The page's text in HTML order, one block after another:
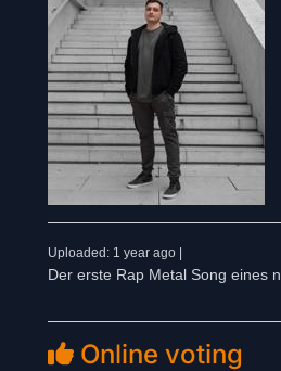
Uploaded: 1 year ago |
Der erste Rap Metal Song eines
Online voting